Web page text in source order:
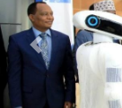
Previous